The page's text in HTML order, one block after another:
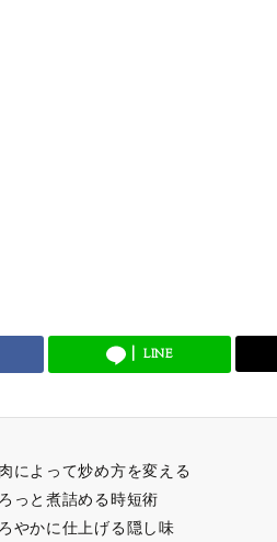
LINE
によって炒め方を変える
っと煮詰める時短術
やかに仕上げる隠し味